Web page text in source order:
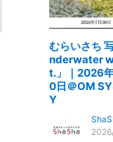
むらいさち
nderwater
t.」｜2026
0日＠OM
Y